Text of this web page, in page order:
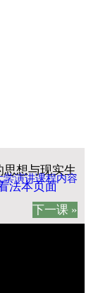
思想与现实生
法本页面
学演讲课程内容
下一课 »